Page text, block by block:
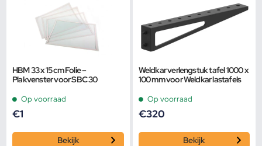
HBM 33 x 15 cm Folie –
Plakvenster voor SBC 30
Op voorraad
€1
Bekijk
Weldkar verlengstuk tafel 1000 x
100 mm voor Weldkar lastafels
Op voorraad
€320
Bekijk